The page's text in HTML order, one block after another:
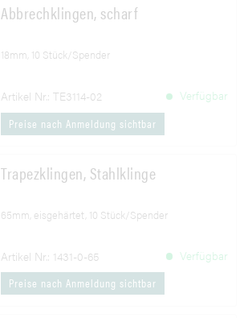
Abbrechklingen, scharf
18mm, 10 Stück/Spender
Artikel Nr.: TE3114-02
Verfügbar
Preise nach Anmeldung sichtbar
Trapezklingen, Stahlklinge
65mm, eisgehärtet, 10 Stück/Spender
Artikel Nr.: 1431-0-65
Verfügbar
Preise nach Anmeldung sichtbar